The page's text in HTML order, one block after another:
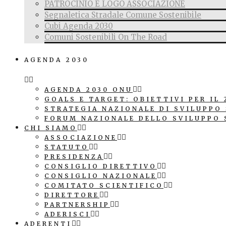
PATROCINIO E LOGO ASSOCIAZIONE
Segnaletica Stradale Comune Sostenibile
Cubi Agenda 2030
Comuni Sostenibili On The Road
AGENDA 2030
AGENDA 2030 ONU
GOALS E TARGET: OBIETTIVI PER IL
STRATEGIA NAZIONALE DI SVILUPPO
FORUM NAZIONALE DELLO SVILUPPO
CHI SIAMO
ASSOCIAZIONE
STATUTO
PRESIDENZA
CONSIGLIO DIRETTIVO
CONSIGLIO NAZIONALE
COMITATO SCIENTIFICO
DIRETTORE
PARTNERSHIP
ADERISCI
ADERENTI